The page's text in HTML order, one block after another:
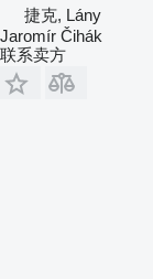
捷克, Lány
Jaromír Čihák
联系卖方